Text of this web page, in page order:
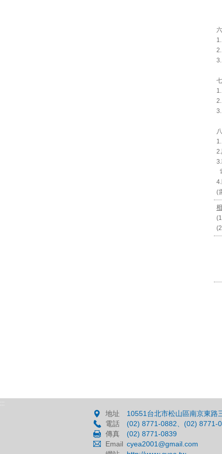
(
:::
地址
10551台北市松山區南京東路
電話
(02) 8771-0882、(02) 8771-
傳真
(02) 8771-0839
Email cyea2001@gmail.com